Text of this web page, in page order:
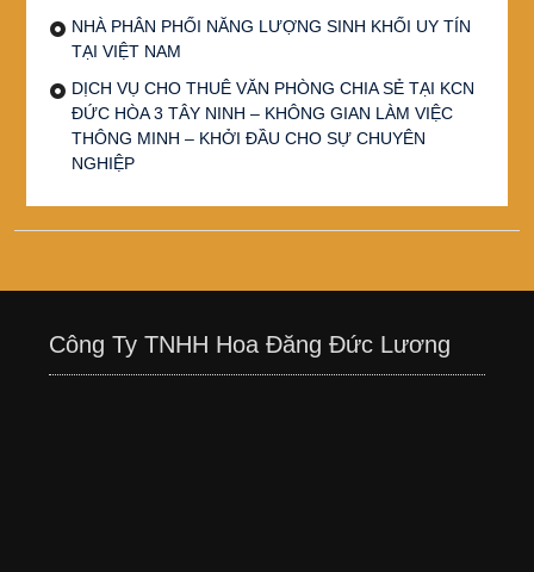
NHÀ PHÂN PHỐI NĂNG LƯỢNG SINH KHỐI UY TÍN
TẠI VIỆT NAM
DỊCH VỤ CHO THUÊ VĂN PHÒNG CHIA SẺ TẠI KCN
ĐỨC HÒA 3 TÂY NINH – KHÔNG GIAN LÀM VIỆC
THÔNG MINH – KHỞI ĐẦU CHO SỰ CHUYÊN
NGHIỆP
Công Ty TNHH Hoa Đăng Đức Lương